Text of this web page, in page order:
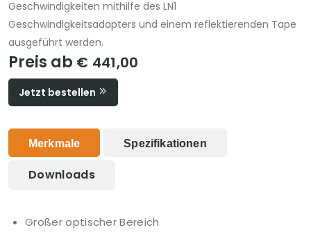
Geschwindigkeiten mithilfe des LN1
Geschwindigkeitsadapters und einem reflektierenden Tape
ausgeführt werden.
Preis ab € 441,00
Jetzt bestellen
Merkmale Spezifikationen
Downloads
Großer optischer Bereich